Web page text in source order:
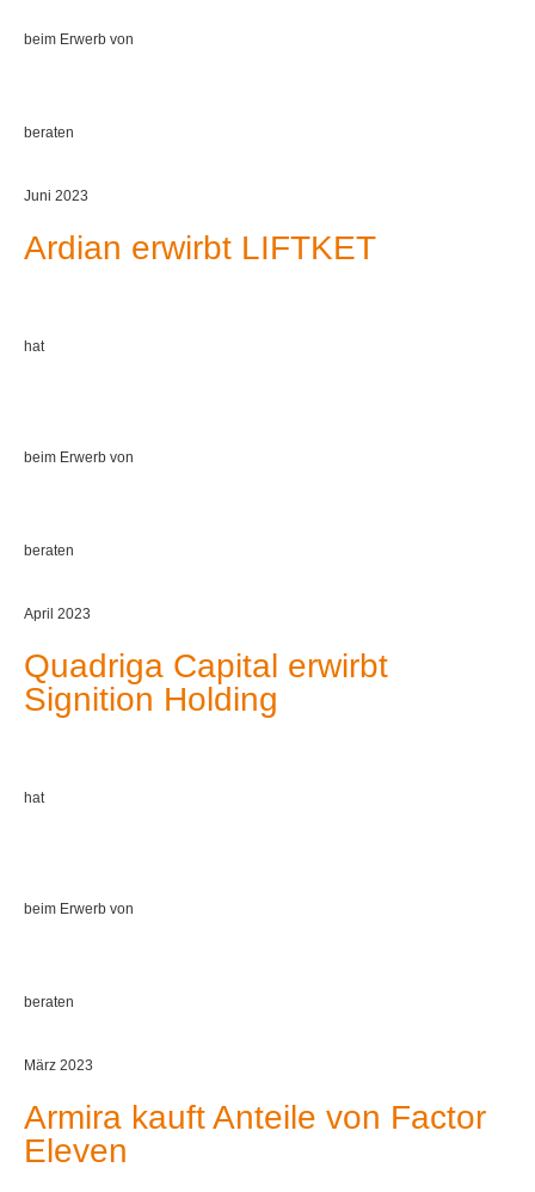
beim Erwerb von
beraten
Juni 2023
Ardian erwirbt LIFTKET
hat
beim Erwerb von
beraten
April 2023
Quadriga Capital erwirbt
Signition Holding
hat
beim Erwerb von
beraten
März 2023
Armira kauft Anteile von Factor
Eleven